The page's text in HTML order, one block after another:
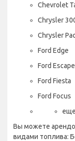
Chevrolet
Chrysler
Chrysler
Ford Edge
Ford Escape
Ford Fiesta
Ford Focus
Вы можете
видами топлива: